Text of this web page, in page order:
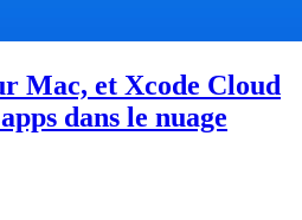
Mac, et Xcode Cloud
dans le nuage